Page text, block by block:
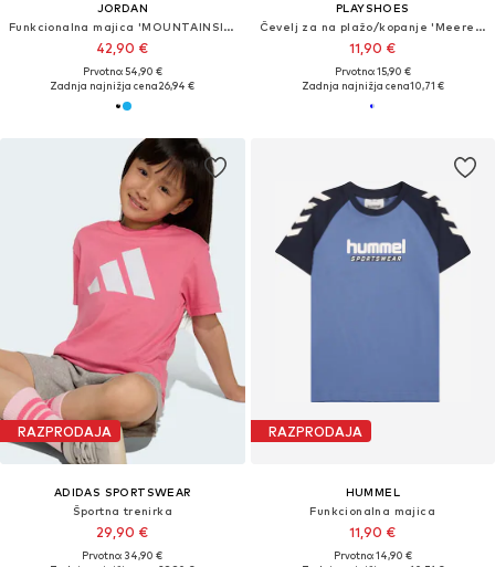
JORDAN
Funkcionalna majica 'MOUNTAINSIDE'
42,90 €
Prvotno: 54,90 €
Zadnja najnižja cena26,94 €
PLAYSHOES
Čevelj za na plažo/kopanje 'Meeresfreunde'
11,90 €
Prvotno: 15,90 €
Zadnja najnižja cena10,71 €
RAZPRODAJA
ADIDAS SPORTSWEAR
Športna trenirka
29,90 €
Prvotno: 34,90 €
RAZPRODAJA
HUMMEL
Funkcionalna majica
11,90 €
Prvotno: 14,90 €